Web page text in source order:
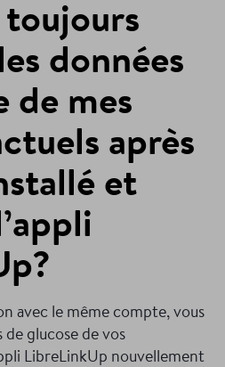
données
de mes
après
et
avec le même compte, vous
de glucose de vos
LibreLinkUp nouvellement